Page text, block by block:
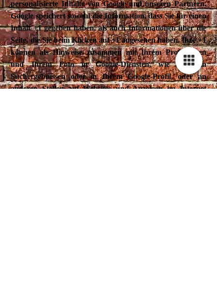
personalisierte Inhalte von Google und unseren Partnern.
Google speichert sowohl die Information, dass Sie für einen
Inhalt +1 gegeben haben, als auch Informationen über die
Seite, die Sie beim Klicken auf +1 angesehen haben. Ihre +1
können als Hinweise zusammen mit Ihrem Profilnamen
und Ihrem Foto in Google-Diensten, wie etwa in
Suchergebnissen oder in Ihrem Google-Profil, oder an
anderen Stellen auf Websites und Anzeigen im Internet